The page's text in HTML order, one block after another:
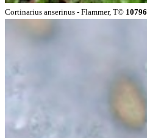
Cortinarius anserinus - Flammer, T© 10796